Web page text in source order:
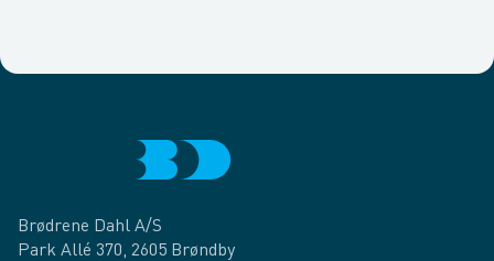
Brødrene Dahl A/S
Park Allé 370, 2605 Brøndby